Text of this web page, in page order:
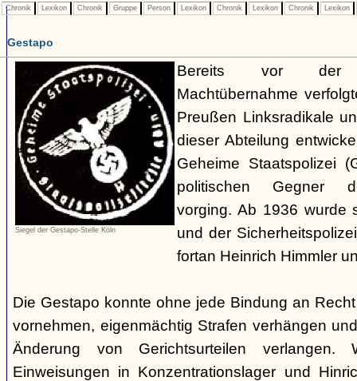
Chronik Lexikon Chronik Gruppe Person Lexikon Chronik Lexikon Chronik Lexikon
Gestapo
Siegel der Gestapo-Stelle Köln
Bereits vor der
Machtübernahme
Preußen Linksradikale
dieser Abteilung
Geheime Staatspolizei
politischen Gegner
vorging. Ab 1936 wurde
und der
fortan Heinrich Himmler
Die Gestapo konnte ohne jede Bindung an
vornehmen, eigenmächtig Strafen verhängen
Änderung von Gerichtsurteilen verlangen.
Einweisungen in Konzentrationslager und